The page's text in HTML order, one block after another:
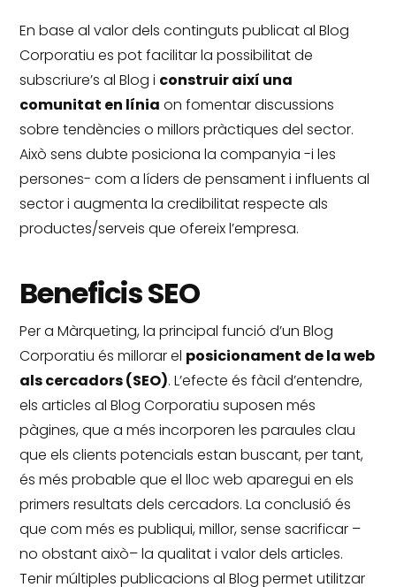
En base al valor dels continguts publicat al Blog
Corporatiu es pot facilitar la possibilitat de
subscriure’s al Blog i construir així una
comunitat en línia on fomentar discussions
sobre tendències o millors pràctiques del sector.
Això sens dubte posiciona la companyia -i les
persones- com a líders de pensament i influents al
sector i augmenta la credibilitat respecte als
productes/serveis que ofereix l’empresa.
Beneficis SEO
Per a Màrqueting, la principal funció d’un Blog
Corporatiu és millorar el posicionament de la web
als cercadors (SEO).L’efecte és fàcil d’entendre,
els articles al Blog Corporatiu suposen més
pàgines, que a més incorporen les paraules clau
que els clients potencials estan buscant, per tant,
és més probable que el lloc web aparegui en els
primers resultats dels cercadors.La conclusió és
que com més es publiqui, millor, sense sacrificar –
no obstant això– la qualitat i valor dels articles.
Tenir múltiples publicacions al Blog permet utilitzar